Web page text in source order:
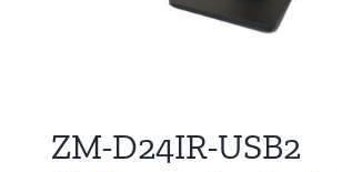
ZM-D24IR-USB2